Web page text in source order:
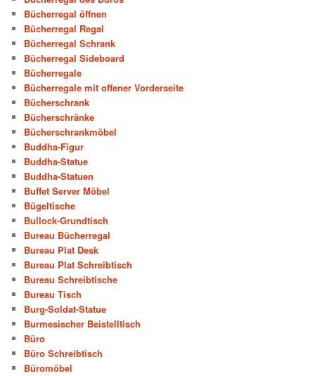
Bücherregal öffnen
Bücherregal Regal
Bücherregal Schrank
Bücherregal Sideboard
Bücherregale
Bücherregale mit offener Vorderseite
Bücherschrank
Bücherschränke
Bücherschrankmöbel
Buddha-Figur
Buddha-Statue
Buddha-Statuen
Buffet Server Möbel
Bügeltische
Bullock-Grundtisch
Bureau Bücherregal
Bureau Plat Desk
Bureau Plat Schreibtisch
Bureau Schreibtische
Bureau Tisch
Burg-Soldat-Statue
Burmesischer Beistelltisch
Büro
Büro Schreibtisch
Büromöbel